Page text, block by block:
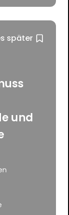
später
und